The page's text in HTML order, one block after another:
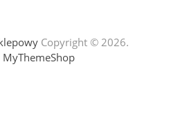
Copyright © 2026.
MyThemeShop